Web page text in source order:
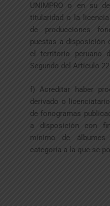
UNIMPRO o en su
titularidad o la
de producciones
puestas a disposición
el territorio peruano
Segundo del Artículo
f) Acreditar haber
derivado o
de fonogramas
a disposición con
mínimo de
categoría a la que se